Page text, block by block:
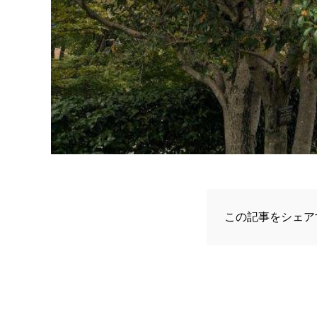
この記事をシェ